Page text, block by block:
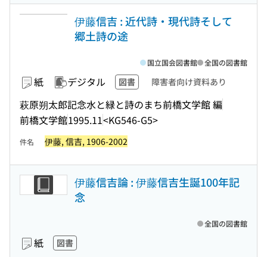
伊藤信吉 : 近代詩・現代詩そして
郷土詩の途
紙 デジタル 図書 障害者向け資料あり
萩原朔太郎記念水と緑と詩のまち前橋文学館 編
前橋文学館1995.11<KG546-G5>
国立国会図書館 全国の図書館
件名 伊藤, 信吉, 1906-2002
伊藤信吉論 : 伊藤信吉生誕100年記
念
紙 図書
全国の図書館